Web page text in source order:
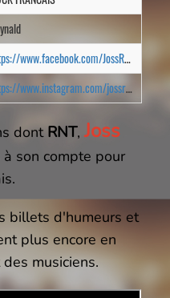
https://www.facebook.com/JossReynald
https://www.instagram.com/jossreynald/
dont RNT,Joss
son compte pour
billets d'humeurs et
plus encore en
musiciens.